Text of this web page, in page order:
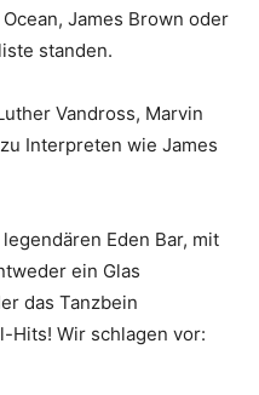
James Brown oder
standen.
Vandross, Marvin
Interpreten wie James
Eden Bar, mit
ein Glas
das Tanzbein
Hits! Wir schlagen vor: